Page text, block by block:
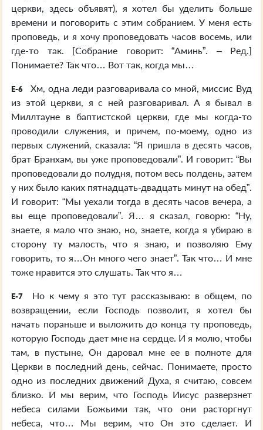
церкви, здесь объявят), я хотел бы уделить больше
времени и поговорить с этим собранием. У меня есть
проповедь, и я хочу проповедовать часов восемь, или
где-то так. [Собрание говорит: “Аминь”. – Ред.]
Понимаете? Так что… Вот так, когда мы…
E-6
Хм, одна леди разговаривала со мной, миссис Вуд
из этой церкви, я с ней разговаривал. А я бывал в
Миллтауне в баптистской церкви, где мы когда-то
проводили служения, и причем, по-моему, одно из
первых служений, сказала: “Я пришла в десять часов,
брат Бранхам, вы уже проповедовали”. И говорит: “Вы
проповедовали до полудня, потом весь полдень, затем
у них было каких пятнадцать-двадцать минут на обед”.
И говорит: “Мы уехали тогда в десять часов вечера, а
вы еще проповедовали”. Я… я сказал, говорю: “Ну,
знаете, я мало что знаю, но, знаете, когда я убираю в
сторону ту малость, что я знаю, и позволяю Ему
говорить, то я…Он много чего знает”. Так что… И мне
тоже нравится это слушать. Так что я…
E-7
Но к чему я это тут рассказываю: в общем, по
возвращении, если Господь позволит, я хотел бы
начать пораньше и выложить до конца ту проповедь,
которую Господь дает мне на сердце. И я молю, чтобы
там, в пустыне, Он даровал мне ее в полноте для
Церкви в последний день, сейчас. Понимаете, просто
одно из последних движений Духа, я считаю, совсем
близко. И мы верим, что Господь Иисус разверзнет
небеса силами Божьими так, что они расторгнут
небеса, что… Мы верим, что Он это сделает. И